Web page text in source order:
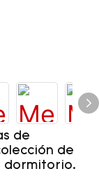
de
de
dormitorio.